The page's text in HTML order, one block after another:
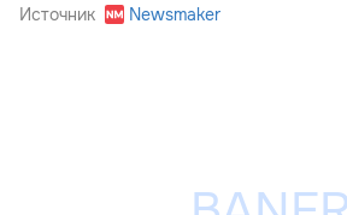
Источник Newsmaker